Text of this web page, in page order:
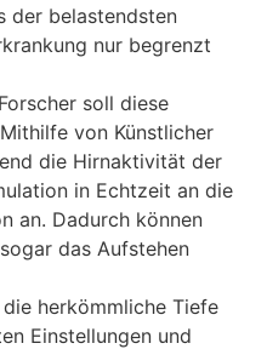
der belastendsten
nur begrenzt
soll diese
von Künstlicher
die Hirnaktivität der
in Echtzeit an die
an. Dadurch können
das Aufstehen
herkömmliche Tiefe
Einstellungen und